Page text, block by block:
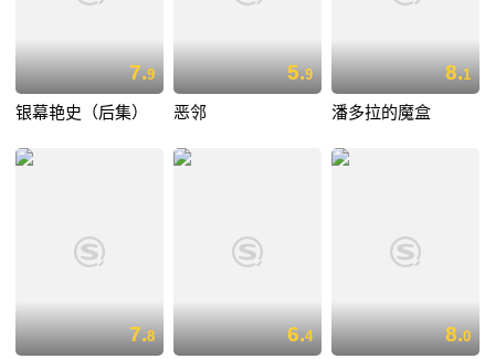
7.9
银幕艳史（后集）
5.9
恶邻
8.1
潘多拉的魔盒
7.8 6.4 8.0